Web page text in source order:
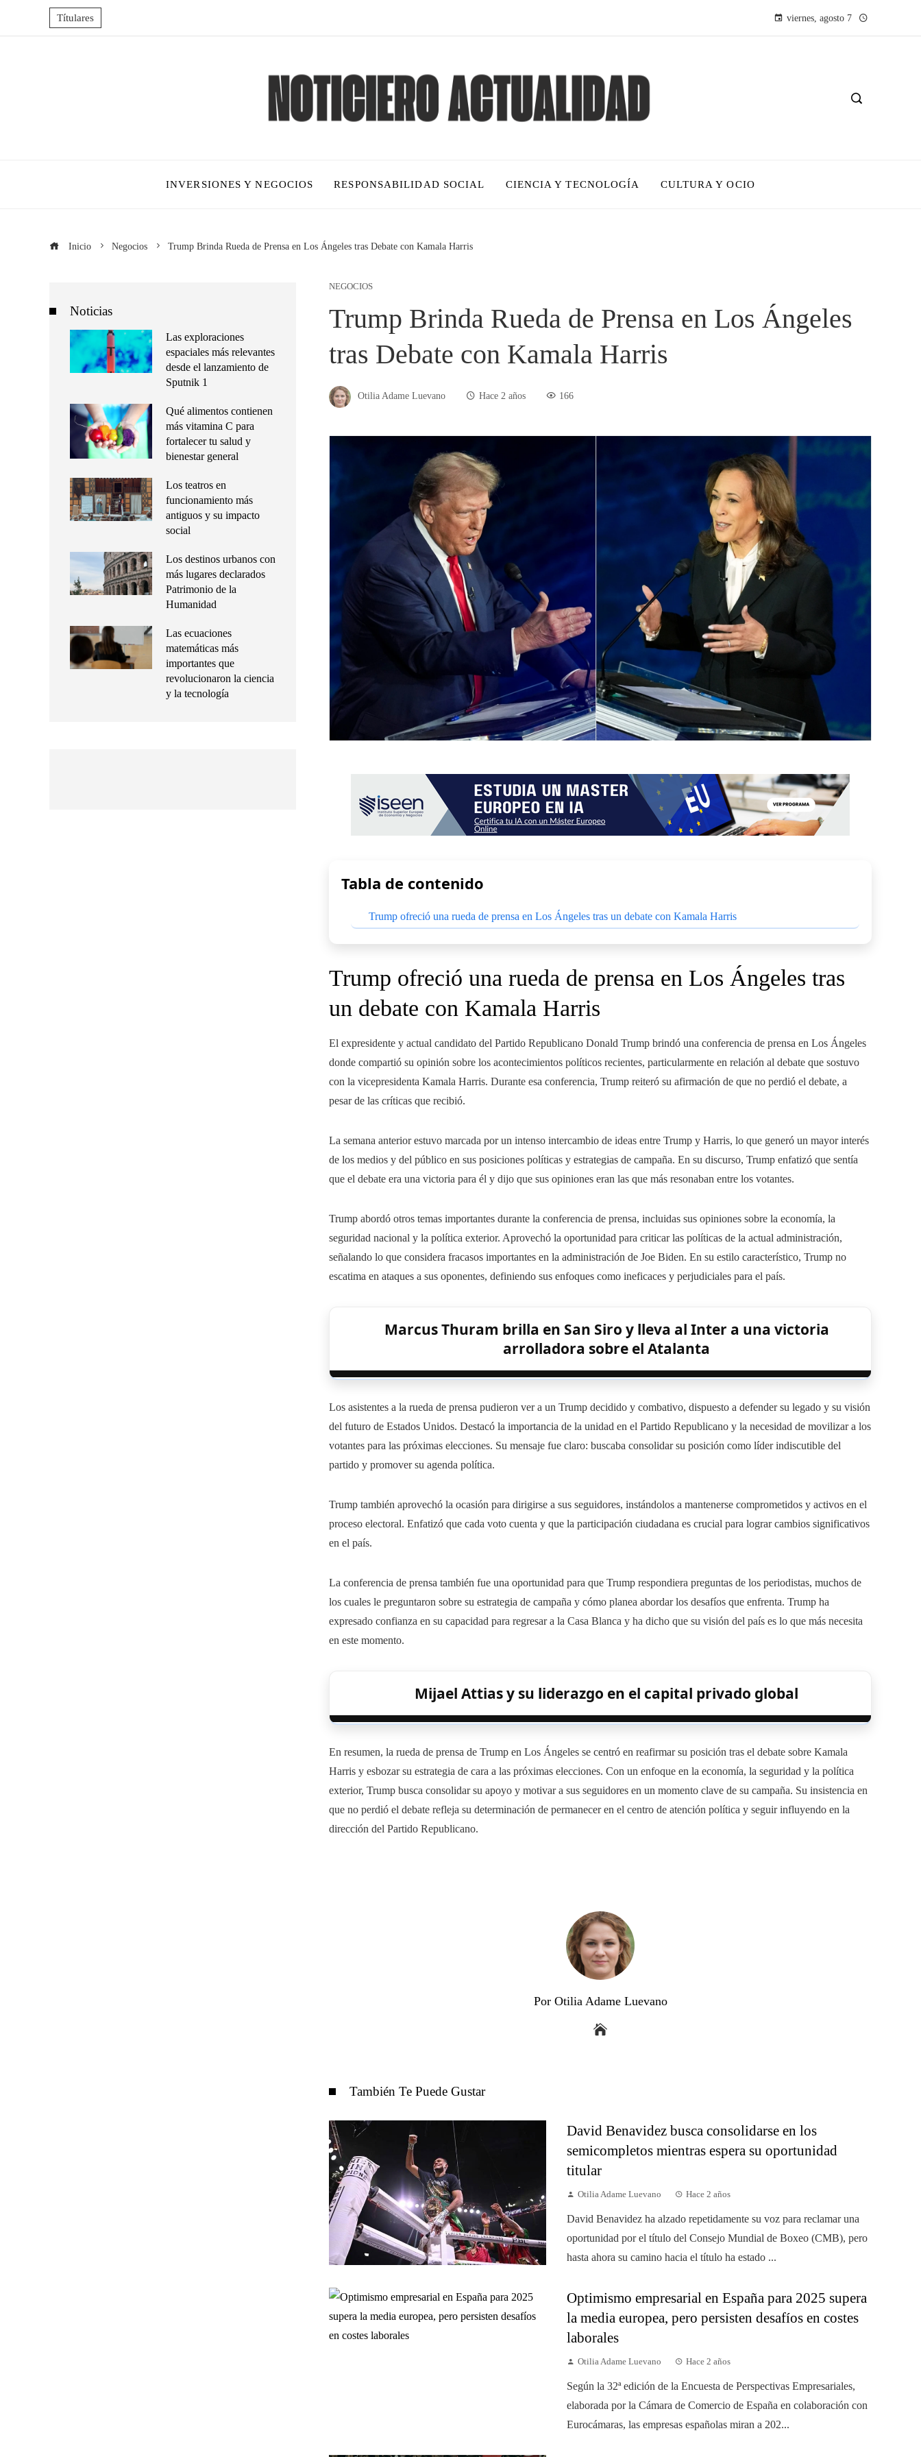
Títulares viernes, agosto 7
INVERSIONES Y NEGOCIOS RESPONSABILIDAD SOCIAL CIENCIA Y TECNOLOGÍA CULTURA Y OCIO
Inicio Negocios Trump Brinda Rueda de Prensa en Los Ángeles tras Debate con Kamala Harris
NEGOCIOS
Trump Brinda Rueda de Prensa en Los Ángeles
tras Debate con Kamala Harris
Otilia Adame Luevano Hace 2 años 166
Tabla de contenido
Trump ofreció una rueda de prensa en Los Ángeles tras un debate con Kamala Harris
Trump ofreció una rueda de prensa en Los Ángeles tras
un debate con Kamala Harris
El expresidente y actual candidato del Partido Republicano Donald Trump brindó una conferencia de prensa en Los Ángeles
donde compartió su opinión sobre los acontecimientos políticos recientes, particularmente en relación al debate que sostuvo
con la vicepresidenta Kamala Harris. Durante esa conferencia, Trump reiteró su afirmación de que no perdió el debate, a
pesar de las críticas que recibió.
La semana anterior estuvo marcada por un intenso intercambio de ideas entre Trump y Harris, lo que generó un mayor interés
de los medios y del público en sus posiciones políticas y estrategias de campaña. En su discurso, Trump enfatizó que sentía
que el debate era una victoria para él y dijo que sus opiniones eran las que más resonaban entre los votantes.
Trump abordó otros temas importantes durante la conferencia de prensa, incluidas sus opiniones sobre la economía, la
seguridad nacional y la política exterior. Aprovechó la oportunidad para criticar las políticas de la actual administración,
señalando lo que considera fracasos importantes en la administración de Joe Biden. En su estilo característico, Trump no
escatima en ataques a sus oponentes, definiendo sus enfoques como ineficaces y perjudiciales para el país.
Marcus Thuram brilla en San Siro y lleva al Inter a una victoria
arrolladora sobre el Atalanta
Los asistentes a la rueda de prensa pudieron ver a un Trump decidido y combativo, dispuesto a defender su legado y su visión
del futuro de Estados Unidos. Destacó la importancia de la unidad en el Partido Republicano y la necesidad de movilizar a los
votantes para las próximas elecciones. Su mensaje fue claro: buscaba consolidar su posición como líder indiscutible del
partido y promover su agenda política.
Trump también aprovechó la ocasión para dirigirse a sus seguidores, instándolos a mantenerse comprometidos y activos en el
proceso electoral. Enfatizó que cada voto cuenta y que la participación ciudadana es crucial para lograr cambios significativos
en el país.
La conferencia de prensa también fue una oportunidad para que Trump respondiera preguntas de los periodistas, muchos de
los cuales le preguntaron sobre su estrategia de campaña y cómo planea abordar los desafíos que enfrenta. Trump ha
expresado confianza en su capacidad para regresar a la Casa Blanca y ha dicho que su visión del país es lo que más necesita
en este momento.
Mijael Attias y su liderazgo en el capital privado global
En resumen, la rueda de prensa de Trump en Los Ángeles se centró en reafirmar su posición tras el debate sobre Kamala
Harris y esbozar su estrategia de cara a las próximas elecciones. Con un enfoque en la economía, la seguridad y la política
exterior, Trump busca consolidar su apoyo y motivar a sus seguidores en un momento clave de su campaña. Su insistencia en
que no perdió el debate refleja su determinación de permanecer en el centro de atención política y seguir influyendo en la
dirección del Partido Republicano.
Por Otilia Adame Luevano
También Te Puede Gustar
David Benavidez busca consolidarse en los
semicompletos mientras espera su oportunidad
titular
Otilia Adame Luevano Hace 2 años
David Benavidez ha alzado repetidamente su voz para reclamar una
oportunidad por el título del Consejo Mundial de Boxeo (CMB), pero
hasta ahora su camino hacia el título ha estado ...
Optimismo empresarial en España para 2025 supera
la media europea, pero persisten desafíos en costes
laborales
Otilia Adame Luevano Hace 2 años
Según la 32ª edición de la Encuesta de Perspectivas Empresariales,
elaborada por la Cámara de Comercio de España en colaboración con
Eurocámaras, las empresas españolas miran a 202...
Noticias
Las exploraciones
espaciales más relevantes
desde el lanzamiento de
Sputnik 1
Qué alimentos contienen
más vitamina C para
fortalecer tu salud y
bienestar general
Los teatros en
funcionamiento más
antiguos y su impacto
social
Los destinos urbanos con
más lugares declarados
Patrimonio de la
Humanidad
Las ecuaciones
matemáticas más
importantes que
revolucionaron la ciencia
y la tecnología